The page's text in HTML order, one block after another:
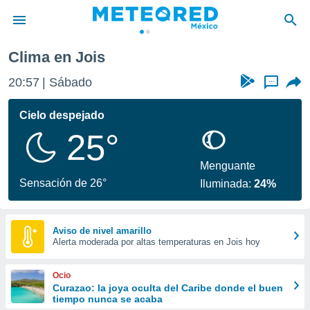
de
ha sido
calidad.
a este
las
y
forma
digital
basada
Clima en Jois
20:57 Sábado ...
Cielo despejado
25°
Sensación de 26°
Menguante
Iluminada:24%
Aviso de nivel amarillo
Alerta moderada por altas temperaturas en Jois hoy
Ocio
Curazao: la joya oculta del Caribe donde el buen
tiempo nunca se acaba